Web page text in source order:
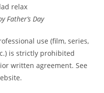
relax
Father’s Day
use (film, series,
is strictly prohibited
written agreement. See